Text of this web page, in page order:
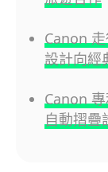
Canon
設計向經
Canon
自動摺疊